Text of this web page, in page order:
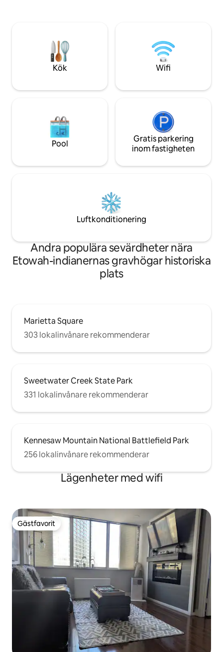
Starlink Wifi och dish network. Vi har
arbetat hårt för att göra vårt hem till ditt
till East Atlanta
hetaste
Kök Wifi
Pool
Gratis parkering
inom fastigheten
Luftkonditionering
Andra populära sevärdheter nära
Etowah-indianernas gravhögar historiska
plats
Marietta Square
303 lokalinvånare rekommenderar
Sweetwater Creek State Park
331 lokalinvånare rekommenderar
Kennesaw Mountain National Battlefield Park
256 lokalinvånare rekommenderar
Lägenheter med wifi
Gästfavorit
Gästfavorit